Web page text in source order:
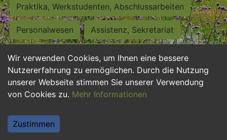
Wir verwenden Cookies, um Ihnen eine bessere
Nutzererfahrung zu ermöglichen. Durch die Nutzung
unserer Webseite stimmen Sie unserer Verwendung
von Cookies zu. Mehr Informationen
Zustimmen
Praktika, Werkstudenten, Abschlussarbeiten
Personalwesen Assistenz, Sekretariat
Hilfskräfte, Aushilfs- und Nebenjobs
Einkauf, Logistik, Materialwirtschaft
Weiterbildung, Studium, duale Ausbildung
Tourismus